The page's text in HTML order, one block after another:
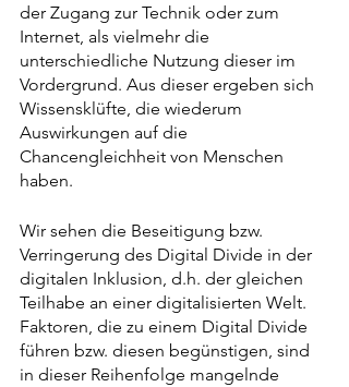
der Zugang zur Technik oder zum
Internet, als vielmehr die
unterschiedliche Nutzung dieser im
Vordergrund. Aus dieser ergeben sich
Wissensklüfte, die wiederum
Auswirkungen auf die
Chancengleichheit von Menschen
haben.
Wir sehen die Beseitigung bzw.
Verringerung des Digital Divide in der
digitalen Inklusion, d.h. der gleichen
Teilhabe an einer digitalisierten Welt.
Faktoren, die zu einem Digital Divide
führen bzw. diesen begünstigen, sind
in dieser Reihenfolge mangelnde